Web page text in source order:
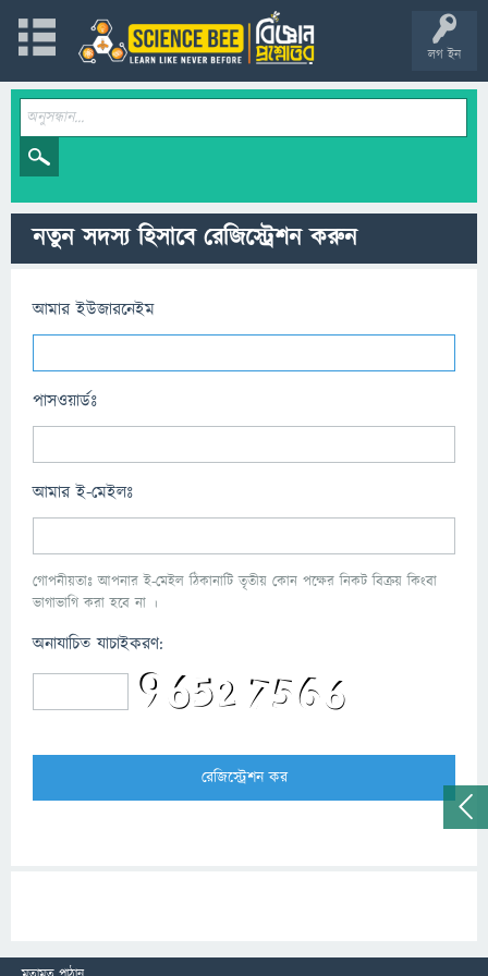
লগ ইন
নতুন সদস্য হিসাবে রেজিস্ট্রেশন করুন
আমার ইউজারনেইম
পাসওয়ার্ডঃ
আমার ই-মেইলঃ
গোপনীয়তাঃ আপনার ই-মেইল ঠিকানাটি তৃতীয় কোন পক্ষের নিকট বিক্রয় কিংবা
ভাগাভাগি করা হবে না ।
অনাযাচিত যাচাইকরণ: